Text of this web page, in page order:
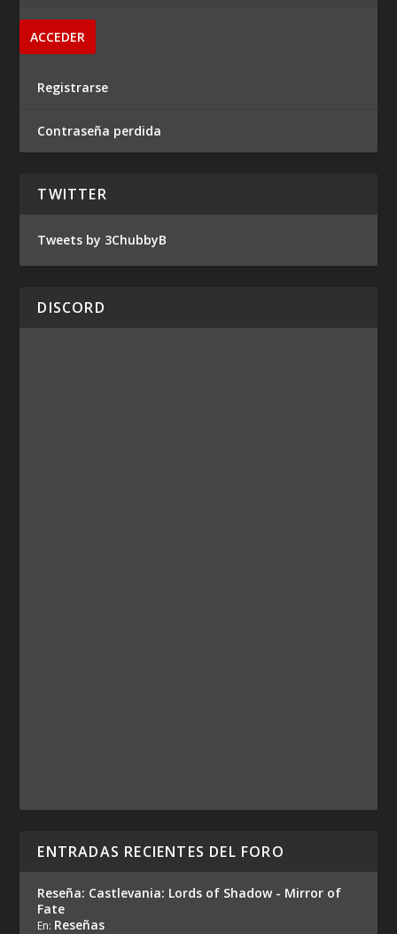
Registrarse
Contraseña perdida
TWITTER
Tweets by 3ChubbyB
DISCORD
ENTRADAS RECIENTES DEL FORO
Reseña: Castlevania: Lords of Shadow - Mirror of
Fate
En: Reseñas